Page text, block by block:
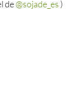
de @sojade_es )